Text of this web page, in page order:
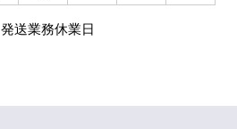
発送業務休業日